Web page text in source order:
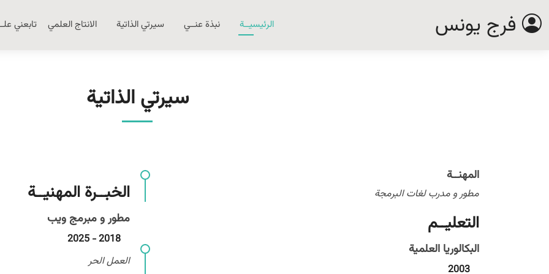
فرج يونس الرئيسيــة نبذة عنــي سيرتي الذاتية الانتاج العلمي تابعني
سيرتي الذاتية
المهنــة
مطور و مدرب لغات البرمجة
التعليــم
البكالوريا العلمية
2003
الخبــرة المهنيــة
مطور و مبرمج ويب
2018 - 2025
العمل الحر